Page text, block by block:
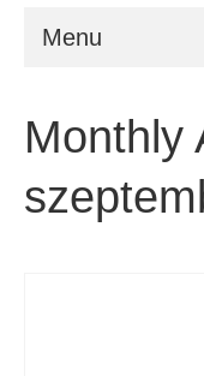
Menu
Követelmény
FAQ
Monthly